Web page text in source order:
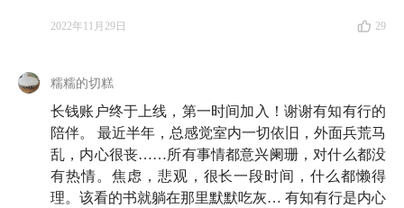
2022年11月29日 29
糯糯的切糕
长钱账户终于上线，第一时间加入！谢谢有知有行的
陪伴。 最近半年，总感觉室内一切依旧，外面兵荒马
乱，内心很丧……所有事情都意兴阑珊，对什么都没
有热情。焦虑，悲观，很长一段时间，什么都懒得
理。该看的书就躺在那里默默吃灰… 有知有行是内心